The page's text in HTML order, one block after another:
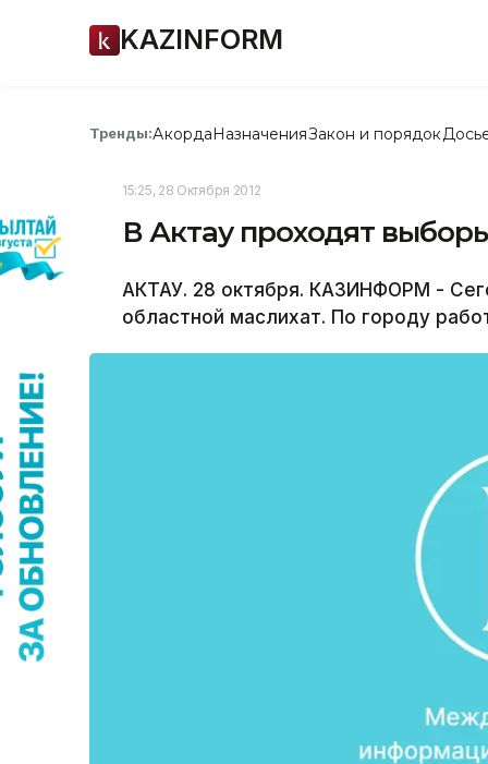
KAZINFORM
Тренды:АкордаНазначенияЗакон и порядок
15:25, 28 Октября 2012
В Актау проходят
АКТАУ. 28 октября. КАЗИНФОРМ -
областной маслихат. По городу